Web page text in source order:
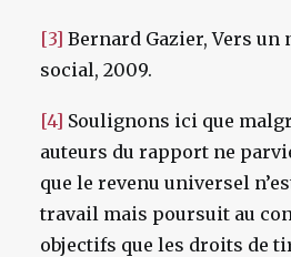
[3] Bernard Gazier, Vers un
social, 2009.
[4] Soulignons ici que
auteurs du rapport ne
que le revenu universel
travail mais poursuit au
objectifs que les droits de